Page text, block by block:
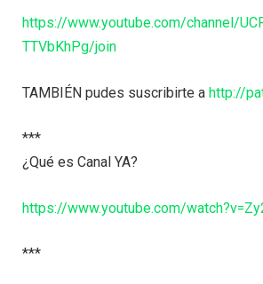
https://www.youtube.com/channel/
TTVbKhPg/join
TAMBIÉN pudes suscribirte a http://
***
¿Qué es Canal YA?
https://www.youtube.com/
***